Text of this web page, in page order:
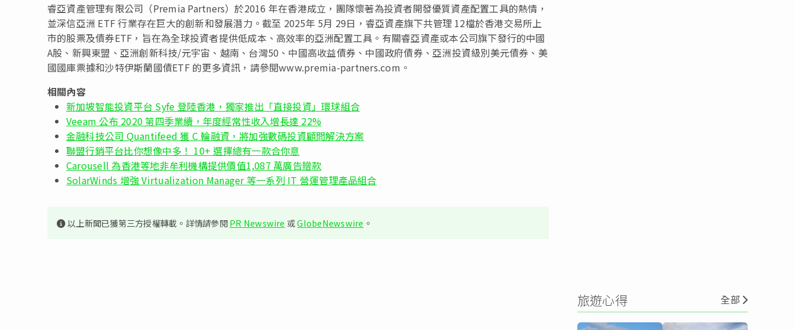
睿亞資產管理有限公司（Premia Partners）於2016 年在香港成立，團隊懷著為投資者開發優質資產配置工具的熱情，
並深信亞洲 ETF 行業存在巨大的創新和發展潛力。截至 2025年 5月 29日，睿亞資產旗下共管理 12檔於香港交易所上
市的股票及債券ETF，旨在為全球投資者提供低成本、高效率的亞洲配置工具。 有關睿亞資產或本公司旗下發行的中國
A股、新興東盟、亞洲創新科技/元宇宙、越南、台灣50、中國高收益債券、中國政府債券、亞洲投資級別美元債券、美
國國庫票據和沙特伊斯蘭國債ETF 的更多資訊，請參閱www.premia-partners.com。
相關內容
新加坡智能投資平台 Syfe 登陸香港，獨家推出「直接投資」環球組合
Veeam 公布 2020 第四季業續，年度經常性收入增長達 22%
金融科技公司 Quantifeed 獲 C 輪融資，將加強數碼投資顧問解決方案
聯盟行銷平台比你想像中多！ 10+ 選擇總有一款合你意
Carousell 為香港等地非牟利機構提供價值1,087 萬廣告贈款
SolarWinds 增強 Virtualization Manager 等一系列 IT 營運管理產品組合
以上新聞已獲第三方授權轉載。詳情請參閱PR Newswire 或GlobeNewswire 。
旅遊心得 全部